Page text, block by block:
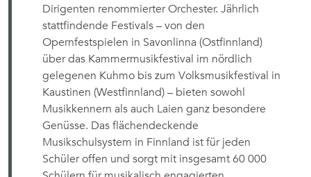
Dirigenten renommierter Orchester. Jährlich
stattfindende Festivals – von den
Opernfestspielen in Savonlinna (Ostfinnland)
über das Kammermusikfestival im nördlich
gelegenen Kuhmo bis zum Volksmusikfestival in
Kaustinen (Westfinnland) – bieten sowohl
Musikkennern als auch Laien ganz besondere
Genüsse. Das flächendeckende
Musikschulsystem in Finnland ist für jeden
Schüler offen und sorgt mit insgesamt 60 000